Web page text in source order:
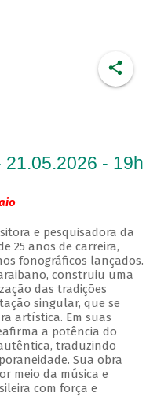
21.05.2026 - 19h
e pesquisadora da
25 anos de carreira,
fonográficos lançados.
construiu uma
das tradições
singular, que se
artística. Em suas
a potência do
traduzindo
Sua obra
meio da música e
com força e